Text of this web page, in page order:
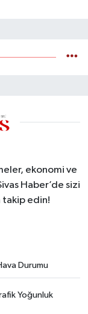
ekonomi ve
Haber’de sizi
takip edin!
Durumu
Yoğunluk